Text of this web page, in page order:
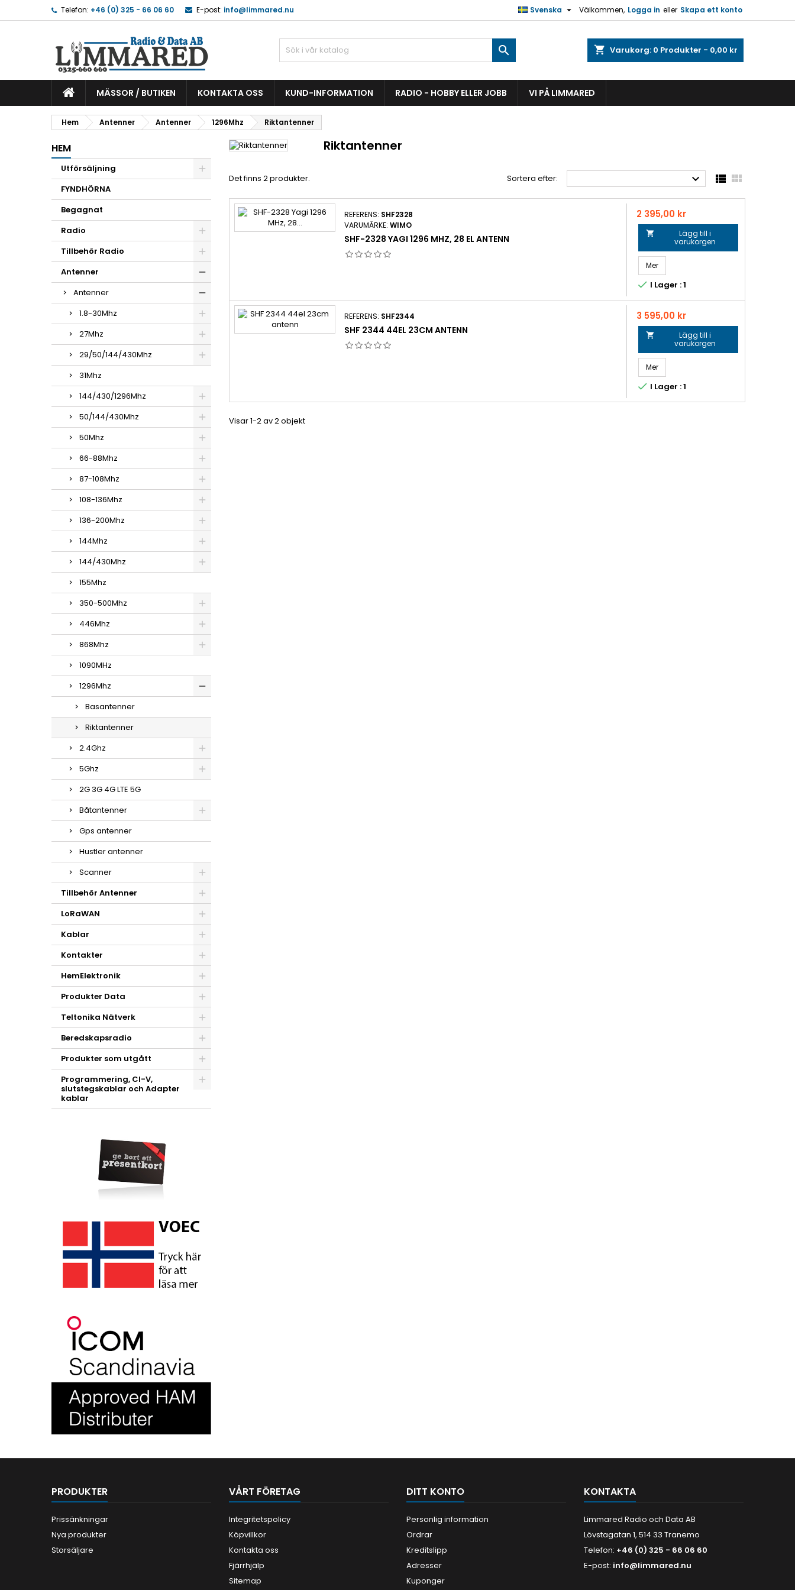
Telefon: +46 (0) 325 - 66 06 60 E-post: info@limmared.nu Välkommen, Logga in eller Skapa ett konto
Svenska 
shopping_cart Varukorg: 0 Produkter - 0,00 kr

MÄSSOR / BUTIKEN KONTAKTA OSS KUND-INFORMATION RADIO - HOBBY ELLER JOBB VI PÅ LIMMARED
Hem Antenner Antenner 1296Mhz Riktantenner
HEM
Utförsäljning
FYNDHÖRNA
Begagnat
Radio
Tillbehör Radio
Antenner
Antenner
1.8-30Mhz
27Mhz
29/50/144/430Mhz
31Mhz
144/430/1296Mhz
50/144/430Mhz
50Mhz
66-88Mhz
87-108Mhz
108-136Mhz
136-200Mhz
144Mhz
144/430Mhz
155Mhz
350-500Mhz
446Mhz
868Mhz
1090MHz
1296Mhz
Basantenner
Riktantenner
2.4Ghz
5Ghz
2G 3G 4G LTE 5G
Båtantenner
Gps antenner
Hustler antenner
Scanner
Tillbehör Antenner
LoRaWAN
Kablar
Kontakter
HemElektronik
Produkter Data
Teltonika Nätverk
Beredskapsradio
Produkter som utgått
Programmering, CI-V,
slutstegskablar och Adapter
kablar
Riktantenner
Det finns 2 produkter. Sortera efter:   
REFERENS: SHF2328
VARUMÄRKE: WIMO
SHF-2328 YAGI 1296 MHZ, 28 EL ANTENN
Pris
2 395,00 kr

Lägg till i
varukorgen
Mer
 I Lager : 1
REFERENS: SHF2344
SHF 2344 44EL 23CM ANTENN
Pris
3 595,00 kr

Lägg till i
varukorgen
Mer
 I Lager : 1
Visar 1-2 av 2 objekt
PRODUKTER
Prissänkningar
Nya produkter
Storsäljare
VÅRT FÖRETAG
Integritetspolicy
Köpvillkor
Kontakta oss
Fjärrhjälp
Sitemap
DITT KONTO
Personlig information
Ordrar
Kreditslipp
Adresser
Kuponger
KONTAKTA
Limmared Radio och Data AB
Lövstagatan 1, 514 33 Tranemo
Telefon: +46 (0) 325 - 66 06 60
E-post: info@limmared.nu